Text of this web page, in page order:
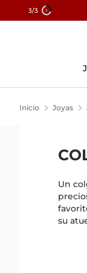
3/3
Inicio Joyas
Un
su